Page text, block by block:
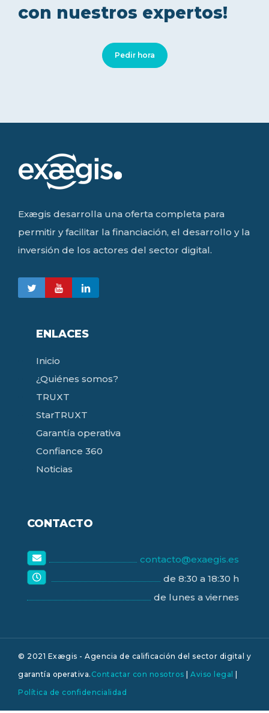
Pedir hora
con nuestros expertos!
Exægis desarrolla una oferta completa para
permitir y facilitar la financiación, el desarrollo y la
inversión de los actores del sector digital.
ENLACES
Inicio
¿Quiénes somos?
TRUXT
StarTRUXT
Garantía operativa
Confiance 360
Noticias
CONTACTO
contacto@exaegis.es
de 8:30 a 18:30 h
de lunes a viernes
© 2021 Exægis - Agencia de calificación del sector digital y
garantía operativa. Contactar con nosotros | Aviso legal |
Política de confidencialidad